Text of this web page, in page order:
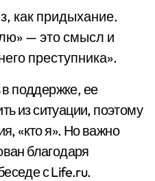
как придыхание.
— это смысл и
преступника».
поддержке, ее
из ситуации, поэтому
«кто я». Но важно
благодаря
с Life.ru.